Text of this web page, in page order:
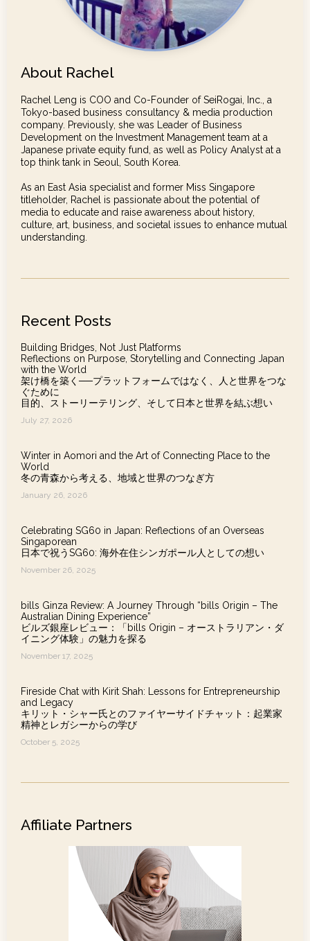
About Rachel
Rachel Leng is COO and Co-Founder of SeiRogai, Inc., a
Tokyo-based business consultancy & media production
company. Previously, she was Leader of Business
Development on the Investment Management team at a
Japanese private equity fund, as well as Policy Analyst at a
top think tank in Seoul, South Korea.
As an East Asia specialist and former Miss Singapore
titleholder, Rachel is passionate about the potential of
media to educate and raise awareness about history,
culture, art, business, and societal issues to enhance mutual
understanding.
Recent Posts
Building Bridges, Not Just Platforms
Reflections on Purpose, Storytelling and Connecting Japan
with the World
架け橋を築く──プラットフォームではなく、人と世界をつな
ぐために
目的、ストーリーテリング、そして日本と世界を結ぶ想い
July 27, 2026
Winter in Aomori and the Art of Connecting Place to the
World
冬の青森から考える、地域と世界のつなぎ方
January 26, 2026
Celebrating SG60 in Japan: Reflections of an Overseas
Singaporean
日本で祝うSG60: 海外在住シンガポール人としての想い
November 26, 2025
bills Ginza Review: A Journey Through “bills Origin – The
Australian Dining Experience”
ビルズ銀座レビュー：「bills Origin – オーストラリアン・ダ
イニング体験」の魅力を探る
November 17, 2025
Fireside Chat with Kirit Shah: Lessons for Entrepreneurship
and Legacy
キリット・シャー氏とのファイヤーサイドチャット：起業家
精神とレガシーからの学び
October 5, 2025
Affiliate Partners